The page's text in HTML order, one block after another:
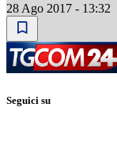
28 Ago 2017 - 13:32
Seguici su